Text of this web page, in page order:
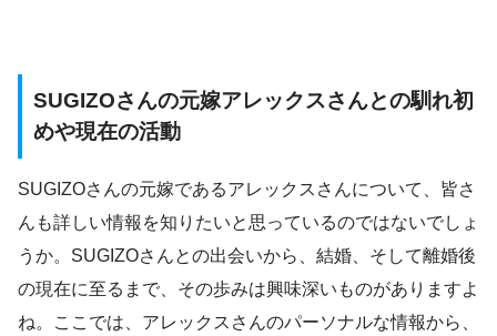
SUGIZOさんの元嫁アレックスさんとの馴れ初
めや現在の活動
SUGIZOさんの元嫁であるアレックスさんについて、皆さ
んも詳しい情報を知りたいと思っているのではないでしょ
うか。SUGIZOさんとの出会いから、結婚、そして離婚後
の現在に至るまで、その歩みは興味深いものがありますよ
ね。ここでは、アレックスさんのパーソナルな情報から、